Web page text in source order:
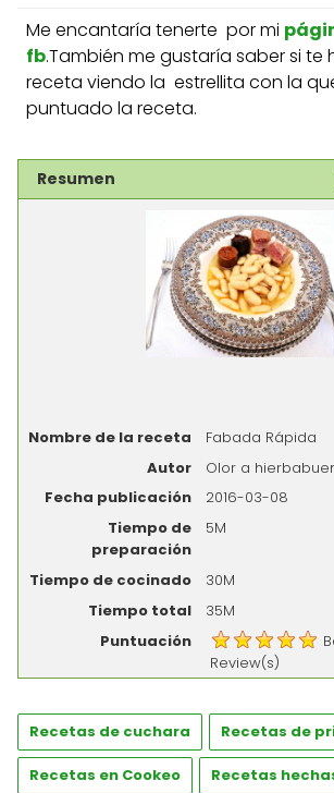
Me encantaría tenerte por mi
fb.También me gustaría saber si te
receta viendo la estrellita con la
puntuado la receta.
Resumen
Nombre de la receta
Fabada Rápida
Autor
Olor a
Fecha publicación
2016-03-08
Tiempo de
preparación
5M
Tiempo de cocinado
30M
Tiempo total
35M
Puntuación
Review(s)
Recetas de cuchara Recetas de
Recetas en Cookeo Recetas